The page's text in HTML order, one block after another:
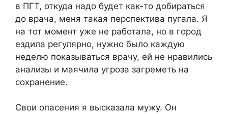
в ПГТ, откуда надо будет как-то добираться
до врача, меня такая перспектива пугала. Я
на тот момент уже не работала, но в город
ездила регулярно, нужно было каждую
неделю показываться врачу, ей не нравились
анализы и маячила угроза загреметь на
сохранение.
Свои опасения я высказала мужу. Он